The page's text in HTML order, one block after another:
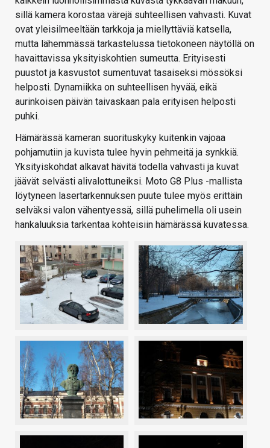
sillä kamera korostaa värejä suhteellisen vahvasti. Kuvat
ovat yleisilmeeltään tarkkoja ja miellyttäviä katsella,
mutta lähemmässä tarkastelussa tietokoneen näytöllä on
havaittavissa yksityiskohtien sumeutta. Erityisesti
puustot ja kasvustot sumentuvat tasaiseksi mössöksi
helposti. Dynamiikka on suhteellisen hyvää, eikä
aurinkoisen päivän taivaskaan pala erityisen helposti
puhki.
Hämärässä kameran suorituskyky kuitenkin vajoaa
pohjamutiin ja kuvista tulee hyvin pehmeitä ja synkkiä.
Yksityiskohdat alkavat hävitä todella vahvasti ja kuvat
jäävät selvästi alivalottuneiksi. Moto G8 Plus -mallista
löytyneen lasertarkennuksen puute tulee myös erittäin
selväksi valon vähentyessä, sillä puhelimella oli usein
hankaluuksia tarkentaa kohteisiin hämärässä kuvatessa.